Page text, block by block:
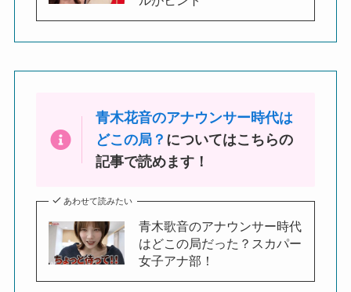
青木花音のアナウンサー時代は
どこの局？ についてはこちらの
記事で読めます！
あわせて読みたい
青木歌音のアナウンサー時代
はどこの局だった？スカパー
女子アナ部！